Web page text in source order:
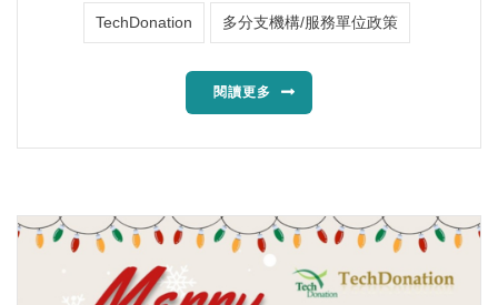
TechDonation 多分支機構/服務單位政策
閱讀更多